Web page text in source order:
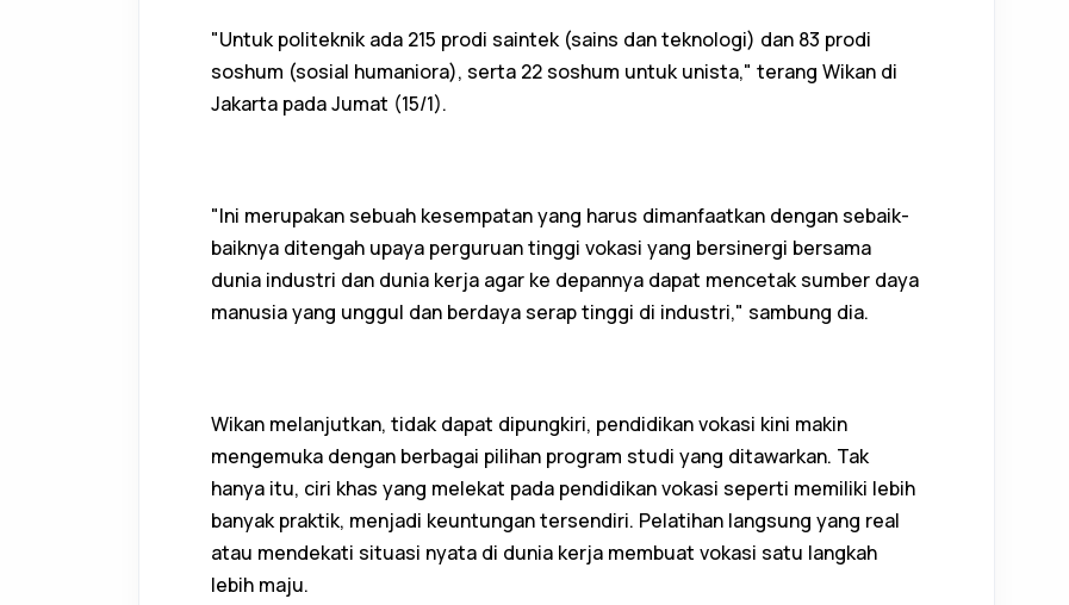
"Untuk politeknik ada 215 prodi saintek (sains dan teknologi) dan 83 prodi
soshum (sosial humaniora), serta 22 soshum untuk unista," terang Wikan di
Jakarta pada Jumat (15/1).
"Ini merupakan sebuah kesempatan yang harus dimanfaatkan dengan sebaik-
baiknya ditengah upaya perguruan tinggi vokasi yang bersinergi bersama
dunia industri dan dunia kerja agar ke depannya dapat mencetak sumber daya
manusia yang unggul dan berdaya serap tinggi di industri," sambung dia.
Wikan melanjutkan, tidak dapat dipungkiri, pendidikan vokasi kini makin
mengemuka dengan berbagai pilihan program studi yang ditawarkan. Tak
hanya itu, ciri khas yang melekat pada pendidikan vokasi seperti memiliki lebih
banyak praktik, menjadi keuntungan tersendiri. Pelatihan langsung yang real
atau mendekati situasi nyata di dunia kerja membuat vokasi satu langkah
lebih maju.